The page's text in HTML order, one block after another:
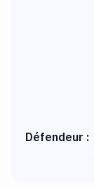
Défendeur :